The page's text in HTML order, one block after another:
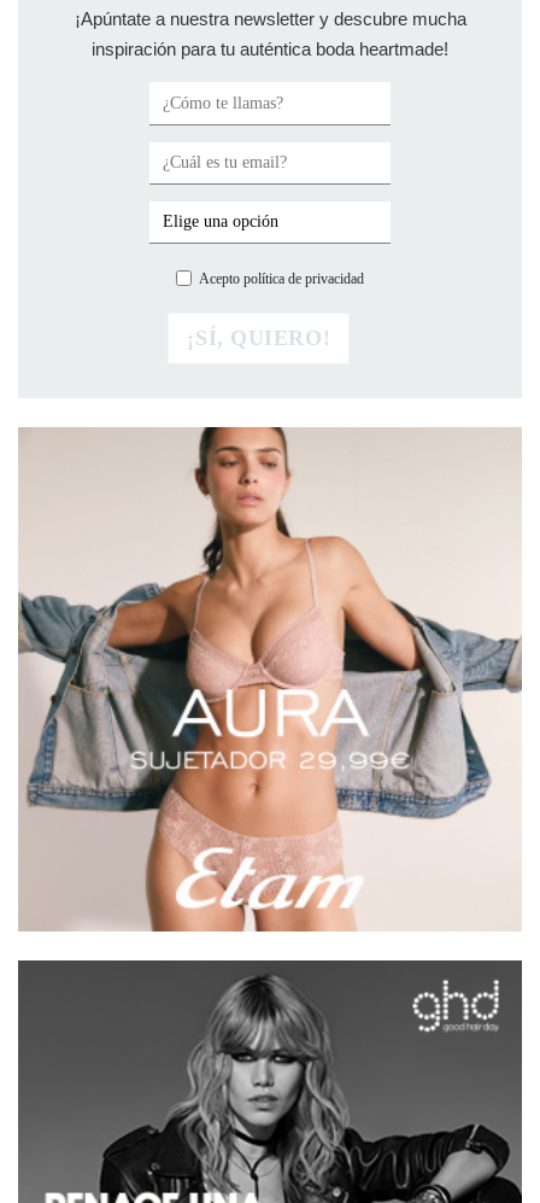
¡Apúntate a nuestra newsletter y descubre mucha
inspiración para tu auténtica boda heartmade!
Acepto política de privacidad